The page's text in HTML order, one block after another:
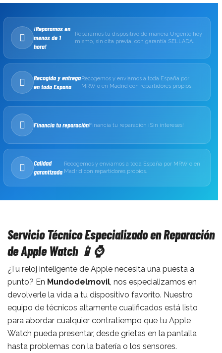
¡Reparamos en
menos de 1
hora!
Reparamos tu dispositivo de manera Urgente hoy
mismo, sin cita previa, con garantía SELLADA.
Recogida y entrega
en toda España
Recogemos y enviamos a toda España por
MRW o en Madrid con repartidores propios.
Financia tu reparaciónFinancia tu reparación ¡Sin intereses!
Calidad
garantizada
Recogemos y enviamos a toda España por MRW o en
Madrid con repartidores propios.
Servicio Técnico Especializado en Reparación
de Apple Watch 📱⌚
¿Tu reloj inteligente de Apple necesita una puesta a
punto? En Mundodelmovil, nos especializamos en
devolverle la vida a tu dispositivo favorito. Nuestro
equipo de técnicos altamente cualificados está listo
para abordar cualquier contratiempo que tu Apple
Watch pueda presentar, desde grietas en la pantalla
hasta problemas con la batería o los sensores.